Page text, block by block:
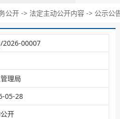
公开 -> 法定主动公开内容 -> 公示公
00007
理局
05-28
开